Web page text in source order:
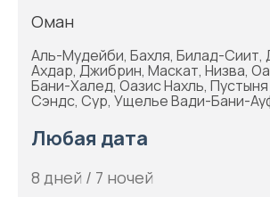
Оман
Аль-Мудейби, Бахля, Билад-Сиит,
Ахдар, Джибрин, Маскат, Низва,
Бани-Халед, Оазис Нахль,
Сэндс, Сур, Ущелье Вади-Бани-
Любая дата
8 дней / 7 ночей